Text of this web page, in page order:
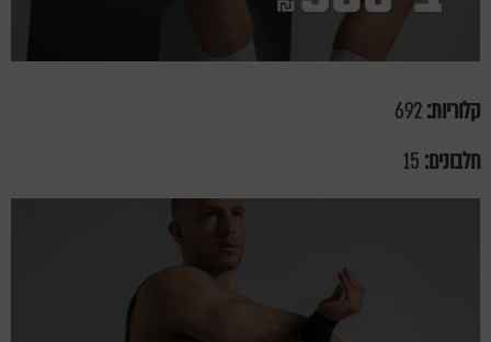
קלוריות:
חלבונים: